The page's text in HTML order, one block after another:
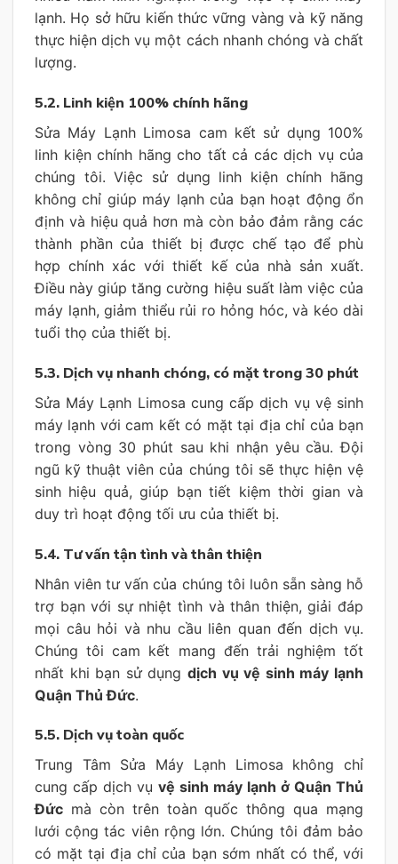
lạnh. Họ sở hữu kiến thức vững vàng và kỹ năng
thực hiện dịch vụ một cách nhanh chóng và chất
lượng.
5.2. Linh kiện 100% chính hãng
Sửa Máy Lạnh Limosa cam kết sử dụng 100%
linh kiện chính hãng cho tất cả các dịch vụ của
chúng tôi. Việc sử dụng linh kiện chính hãng
không chỉ giúp máy lạnh của bạn hoạt động ổn
định và hiệu quả hơn mà còn bảo đảm rằng các
thành phần của thiết bị được chế tạo để phù
hợp chính xác với thiết kế của nhà sản xuất.
Điều này giúp tăng cường hiệu suất làm việc của
máy lạnh, giảm thiểu rủi ro hỏng hóc, và kéo dài
tuổi thọ của thiết bị.
5.3. Dịch vụ nhanh chóng, có mặt trong 30 phút
Sửa Máy Lạnh Limosa cung cấp dịch vụ vệ sinh
máy lạnh với cam kết có mặt tại địa chỉ của bạn
trong vòng 30 phút sau khi nhận yêu cầu. Đội
ngũ kỹ thuật viên của chúng tôi sẽ thực hiện vệ
sinh hiệu quả, giúp bạn tiết kiệm thời gian và
duy trì hoạt động tối ưu của thiết bị.
5.4. Tư vấn tận tình và thân thiện
Nhân viên tư vấn của chúng tôi luôn sẵn sàng hỗ
trợ bạn với sự nhiệt tình và thân thiện, giải đáp
mọi câu hỏi và nhu cầu liên quan đến dịch vụ.
Chúng tôi cam kết mang đến trải nghiệm tốt
nhất khi bạn sử dụng dịch vụ vệ sinh máy lạnh
Quận Thủ Đức.
5.5. Dịch vụ toàn quốc
Trung Tâm Sửa Máy Lạnh Limosa không chỉ
cung cấp dịch vụ vệ sinh máy lạnh ở Quận Thủ
Đức mà còn trên toàn quốc thông qua mạng
lưới cộng tác viên rộng lớn. Chúng tôi đảm bảo
có mặt tại địa chỉ của bạn sớm nhất có thể, với